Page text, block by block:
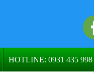
HOTLINE: 0931 435 998